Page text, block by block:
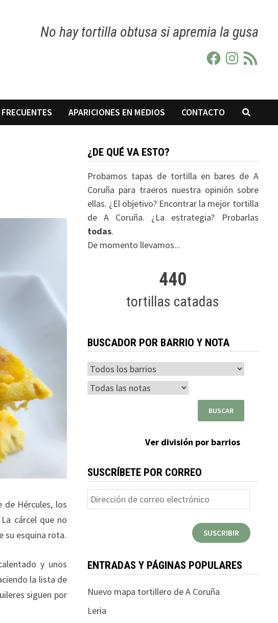
No hay tortilla obtusa si apremia la gusa
FacebookInstagram
Feed
RSS
APARICIONES EN MEDIOS CONTACTO
Hércules, los
cárcel que no
su esquina rota.
y unos
la lista de
siguen por
¿DE QUÉ VA ESTO?
Probamos tapas de tortilla en bares de A
Coruña para traeros nuestra opinión sobre
ellas. ¿El objetivo? Encontrar la mejor tortilla
de A Coruña. ¿La estrategia? Probarlas
todas.
De momento llevamos...
440
tortillas catadas
BUSCADOR POR BARRIO Y NOTA
Ver división por barrios
SUSCRÍBETE POR CORREO
Dirección
de
SUSCRIBIR
ENTRADAS Y PÁGINAS POPULARES
Nuevo mapa tortillero de A Coruña
Leria